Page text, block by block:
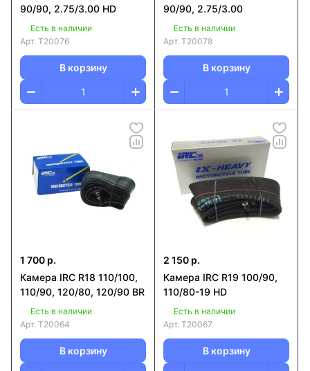
90/90, 2.75/3.00 HD
Есть в наличии
Арт. T20076
В корзину
90/90, 2.75/3.00
Есть в наличии
Арт. T20078
В корзину
1 700 р.
Камера IRC R18 110/100,
110/90, 120/80, 120/90 BR
Есть в наличии
Арт. T20064
В корзину
2 150 р.
Камера IRC R19 100/90,
110/80-19 HD
Есть в наличии
Арт. T20067
В корзину